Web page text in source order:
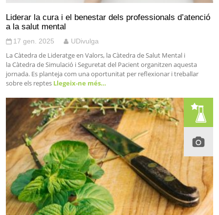
Liderar la cura i el benestar dels professionals d’atenció
a la salut mental
17 gen. 2025 UDivulga
La Càtedra de Lideratge en Valors, la Càtedra de Salut Mental i
la Càtedra de Simulació i Seguretat del Pacient organitzen aquesta
jornada. Es planteja com una oportunitat per reflexionar i treballar
sobre els reptes Llegeix-ne més…